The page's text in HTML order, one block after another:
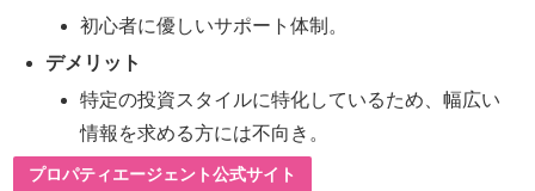
初心者に優しいサポート体制。
デメリット
特定の投資スタイルに特化しているため、幅広い
情報を求める方には不向き。
プロパティエージェント公式サイト